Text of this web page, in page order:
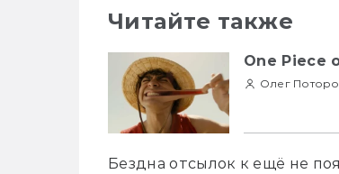
Читайте также
One Piece
Олег
Бездна отсылок к ещё не